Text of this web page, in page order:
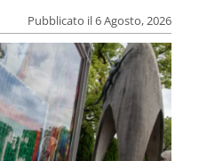
Pubblicato il 6 Agosto, 2026